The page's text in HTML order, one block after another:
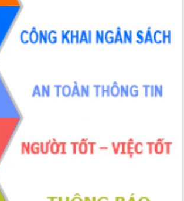
đêm
đường bộ
tăng trưởng
Quý
hợp tác về
2026 – 2030
thông
với tỉnh
lực y tế
trải nghiệm
cơ sở dữ